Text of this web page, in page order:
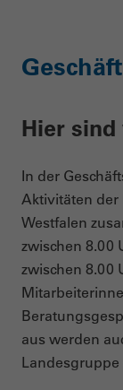
Hier
In der
Aktivitäten
Westfalen
zwischen 8.00
zwischen 8.00
aus werden